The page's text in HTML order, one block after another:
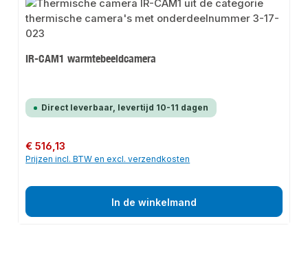
IR-CAM1 warmtebeeldcamera
Direct leverbaar, levertijd 10-11 dagen
Normale prijs:
€ 516,13
Prijzen incl. BTW en excl. verzendkosten
In de winkelmand